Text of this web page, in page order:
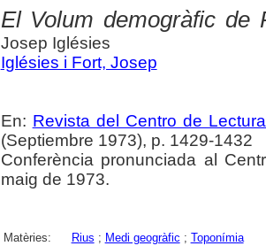
El Volum demogràfic de
Josep Iglésies
Iglésies i Fort, Josep
En: Revista del Centro de
(Septiembre 1973), p. 1429-1432
Conferència pronunciada al
maig de 1973.
Matèries: Rius ; Medi geogràfic ; Toponímia